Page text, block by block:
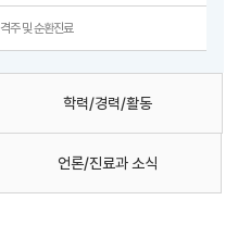
격주 및 순환진료
학력/경력/활동
언론/진료과 소식